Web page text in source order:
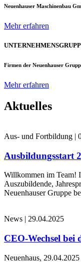
Neuenhauser Maschinenbau
Mehr erfahren
Firmen der Neuenhauser
Mehr erfahren
Aktuelles
Aus- und Fortbildung |
Ausbildungsstart
Willkommen im Team!
Auszubildende,
Neuenhauser Gruppe
News | 29.04.2025
CEO-Wechsel bei
Neuenhaus,